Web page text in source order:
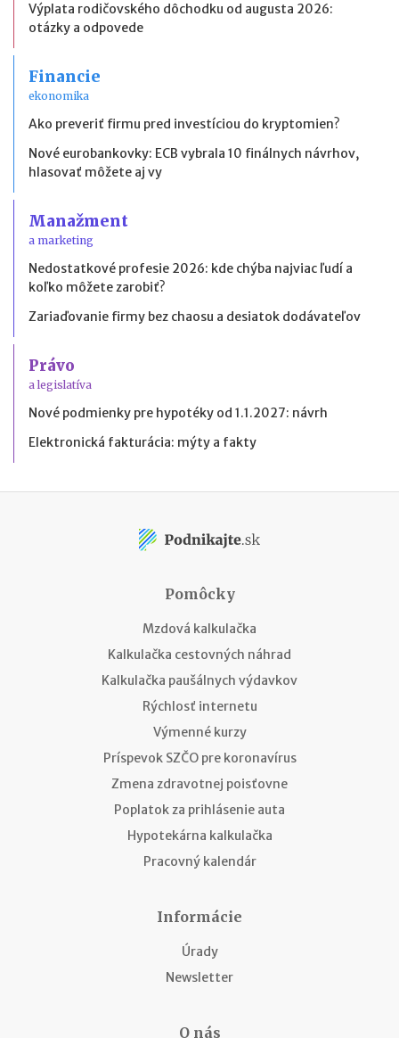
Výplata rodičovského dôchodku od augusta 2026:
otázky a odpovede
Financie
ekonomika
Ako preveriť firmu pred investíciou do kryptomien?
Nové eurobankovky: ECB vybrala 10 finálnych návrhov,
hlasovať môžete aj vy
Manažment
a marketing
Nedostatkové profesie 2026: kde chýba najviac ľudí a
koľko môžete zarobiť?
Zariaďovanie firmy bez chaosu a desiatok dodávateľov
Právo
a legislatíva
Nové podmienky pre hypotéky od 1.1.2027: návrh
Elektronická fakturácia: mýty a fakty
Pomôcky
Mzdová kalkulačka
Kalkulačka cestovných náhrad
Kalkulačka paušálnych výdavkov
Rýchlosť internetu
Výmenné kurzy
Príspevok SZČO pre koronavírus
Zmena zdravotnej poisťovne
Poplatok za prihlásenie auta
Hypotekárna kalkulačka
Pracovný kalendár
Informácie
Úrady
Newsletter
O nás